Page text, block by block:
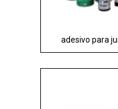
adesivo para